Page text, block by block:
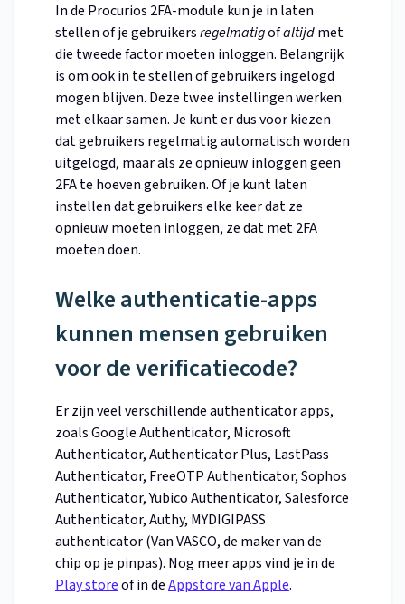
In de Procurios 2FA-module kun je in laten
stellen of je gebruikersregelmatigofaltijdmet
die tweede factor moeten inloggen. Belangrijk
is om ook in te stellen of gebruikers ingelogd
mogen blijven. Deze twee instellingen werken
met elkaar samen. Je kunt er dus voor kiezen
dat gebruikers regelmatig automatisch worden
uitgelogd, maar als ze opnieuw inloggen geen
2FA te hoeven gebruiken. Of je kunt laten
instellen dat gebruikers elke keer dat ze
opnieuw moeten inloggen, ze dat met 2FA
moeten doen.
Welke authenticatie-apps
kunnen mensen gebruiken
voor de verificatiecode?
Er zijn veel verschillende authenticator apps,
zoals Google Authenticator, Microsoft
Authenticator, Authenticator Plus, LastPass
Authenticator, FreeOTP Authenticator, Sophos
Authenticator, Yubico Authenticator, Salesforce
Authenticator, Authy, MYDIGIPASS
authenticator (Van VASCO, de maker van de
chip op je pinpas). Nog meer apps vind je in de
Play storeof in deAppstore van Apple.